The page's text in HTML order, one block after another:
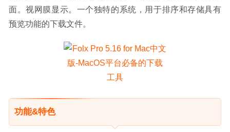
面。视网膜显示。一个独特的系统，用于排序和存储具有
预览功能的下载文件。
功能&特色